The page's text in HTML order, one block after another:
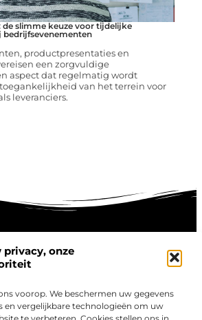
privacy, onze
voorop. We beschermen uw gegevens
en vergelijkbare technologieën om uw
slimme keuze voor tijdelijke
bedrijfsevenementen
productpresentaties en
een zorgvuldige
aspect dat regelmatig wordt
van het terrein voor
leveranciers.
van boeiende blogs en artikelen die